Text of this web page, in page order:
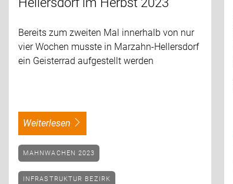
Bereits zum zweiten Mal innerhalb von nur
vier Wochen musste in Marzahn-Hellersdorf
ein Geisterrad aufgestellt werden
weiterlesen
MAHNWACHEN 2023
INFRASTRUKTUR BEZIRK